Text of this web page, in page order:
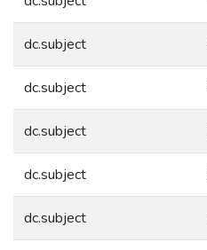
dc.subject
dc.subject
dc.subject
dc.subject
dc.subject